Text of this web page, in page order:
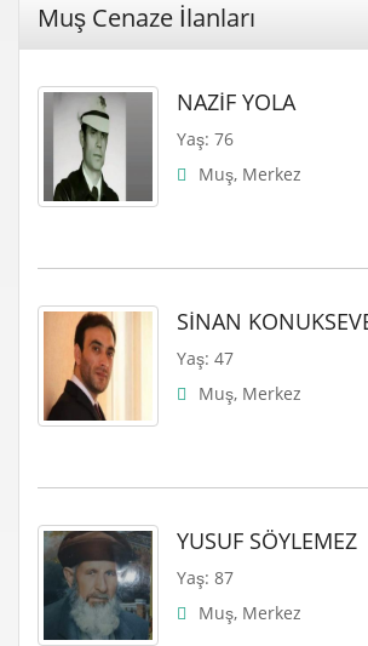
Muş Cenaze İlanları
NAZİF YOLA
Yaş: 76
Muş, Merkez
SİNAN
Yaş: 47
Muş, Merkez
YUSUF SÖYLEMEZ
Yaş: 87
Muş, Merkez